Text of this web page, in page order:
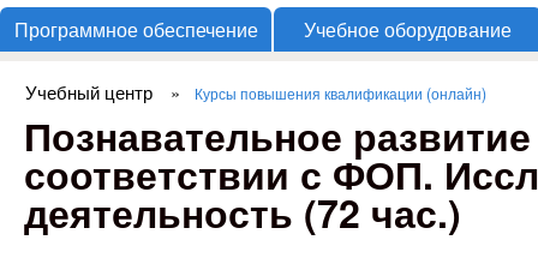
Технологий
Программное обеспечение Учебное оборудование
Вы здесь
Учебный центр » Курсы повышения квалификации (онлайн)
Познавательное
соответствии с ФОП.
деятельность (72 час.)